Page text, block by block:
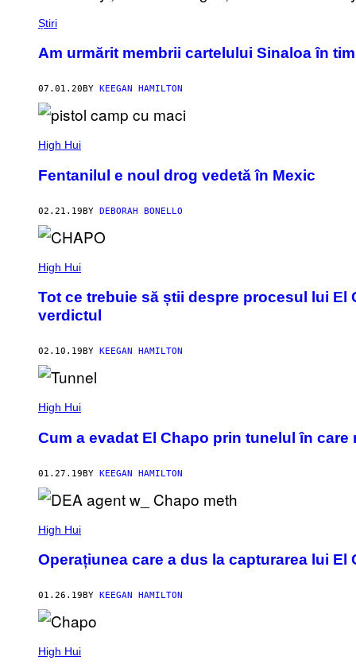
Știri
Am urmărit membrii cartelului Sinaloa în
07.01.20 BY KEEGAN HAMILTON
High Hui
Fentanilul e noul drog vedetă în Mexic
02.21.19BY DEBORAH BONELLO
High Hui
Tot ce trebuie să știi despre procesul lui
verdictul
02.10.19 BY KEEGAN HAMILTON
High Hui
Cum a evadat El Chapo prin tunelul în
01.27.19BY KEEGAN HAMILTON
High Hui
Operațiunea care a dus la capturarea lui
01.26.19 BY KEEGAN HAMILTON
High Hui